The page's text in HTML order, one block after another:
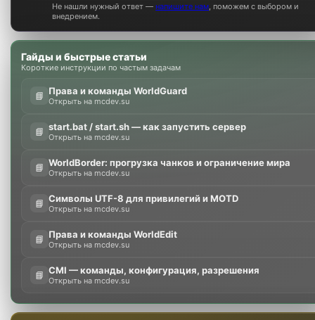
Не нашли нужный ответ —напишите нам , поможем с выбором и
внедрением.
Гайды и быстрые статьи
Короткие инструкции по частым задачам
📘 Права и команды WorldGuard
Открыть на mcdev.su
📘 start.bat / start.sh — как запустить сервер
Открыть на mcdev.su
📘 WorldBorder: прогрузка чанков и ограничение мира
Открыть на mcdev.su
📘 Символы UTF-8 для привилегий и MOTD
Открыть на mcdev.su
📘 Права и команды WorldEdit
Открыть на mcdev.su
📘 CMI — команды, конфигурация, разрешения
Открыть на mcdev.su